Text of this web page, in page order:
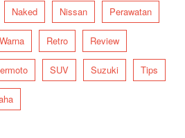
Naked Nissan Perawatan
Retro Review
SUV Suzuki Tips